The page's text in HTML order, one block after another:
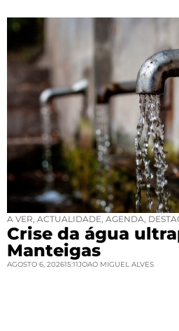
A VER ACTUALIDADE AGENDA
Crise da água
Manteigas
AGOSTO 6, 202615:11JOAO MIGUEL ALVES